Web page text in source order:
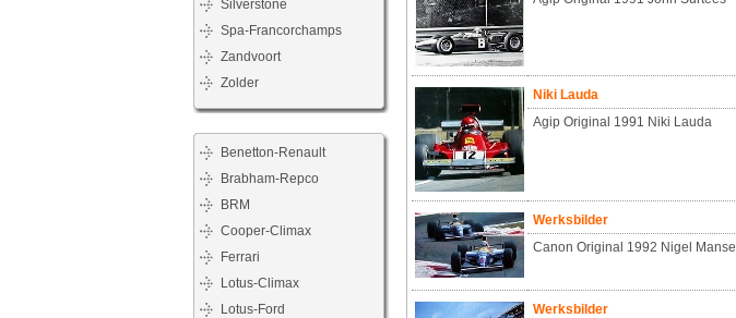
Silverstone
Spa-Francorchamps
Zandvoort
Zolder
Benetton-Renault
Brabham-Repco
BRM
Cooper-Climax
Ferrari
Lotus-Climax
Lotus-Ford
Niki Lauda
Agip Original 1991 Niki Lauda
Werksbilder
Canon Original 1992 Nigel Mansell
Werksbilder